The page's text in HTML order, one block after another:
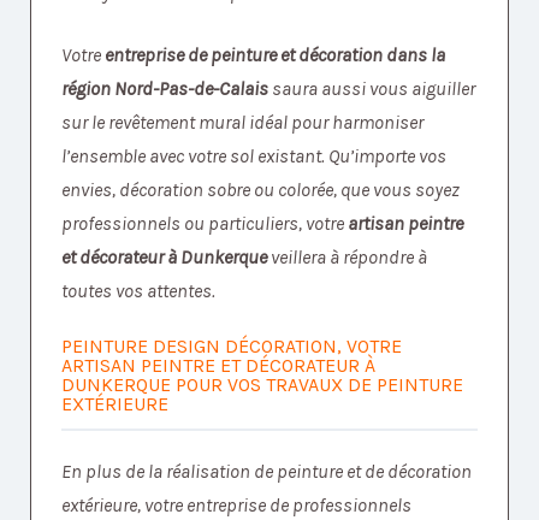
Votre entreprise de peinture et décoration dans la
région Nord-Pas-de-Calais saura aussi vous aiguiller
sur le revêtement mural idéal pour harmoniser
l’ensemble avec votre sol existant. Qu’importe vos
envies, décoration sobre ou colorée, que vous soyez
professionnels ou particuliers, votre artisan peintre
et décorateur à Dunkerqueveillera à répondre à
toutes vos attentes.
PEINTURE DESIGN DÉCORATION, VOTRE
ARTISAN PEINTRE ET DÉCORATEUR À
DUNKERQUE POUR VOS TRAVAUX DE PEINTURE
EXTÉRIEURE
En plus de la réalisation de peinture et de décoration
extérieure, votre entreprise de professionnels